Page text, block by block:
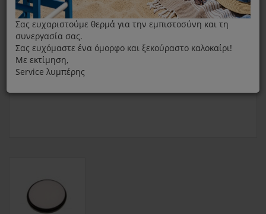
Σας ευχαριστούμε θερμά για την εμπιστοσύνη και τη
συνεργασία σας.
Σας ευχόμαστε ένα όμορφο και ξεκούραστο καλοκαίρι!
Με εκτίμηση,
Service λυμπέρης